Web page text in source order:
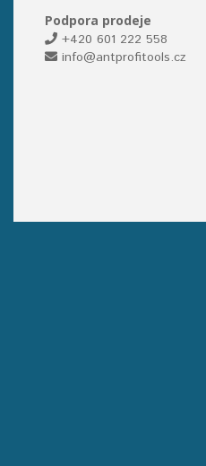
Podpora prodeje
+420 601 222 558
info@antprofitools.cz